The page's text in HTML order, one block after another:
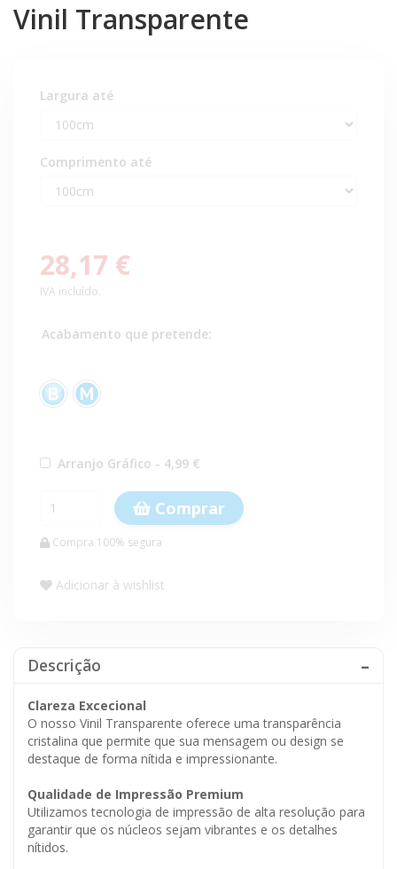
Vinil Transparente
Largura até
Comprimento até
28,17 €
IVA incluído.
Acabamento que pretende:
Arranjo Gráfico - 4,99 €
Comprar
Compra 100% segura
Adicionar à wishlist
Descrição
Clareza Excecional
O nosso Vinil Transparente oferece uma transparência
cristalina que permite que sua mensagem ou design se
destaque de forma nítida e impressionante.
Qualidade de Impressão Premium
Utilizamos tecnologia de impressão de alta resolução para
garantir que os núcleos sejam vibrantes e os detalhes
nítidos.